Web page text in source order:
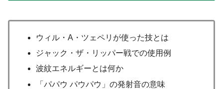
ウィル・A・ツェペリが使った技とは
ジャック・ザ・リッパー戦での使用例
波紋エネルギーとは何か
「パパウ パウパウ」の発射音の意味